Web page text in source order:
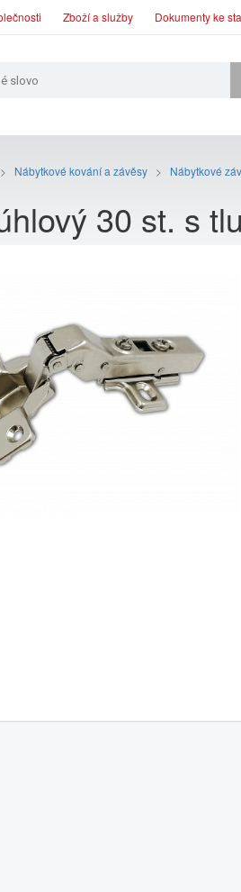
Zboží a služby Dokumenty ke
> Nábytkové kování a závěsy > Nábytkové
30 st. s